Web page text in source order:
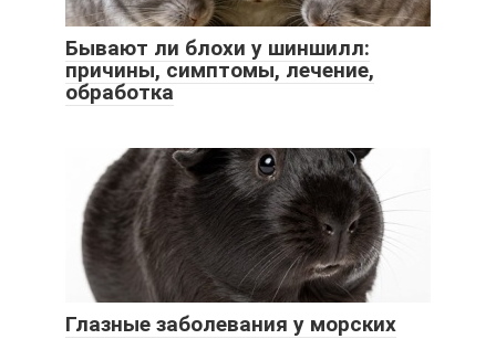
Бывают ли блохи у шиншилл:
причины, симптомы, лечение,
обработка
Глазные заболевания у морских